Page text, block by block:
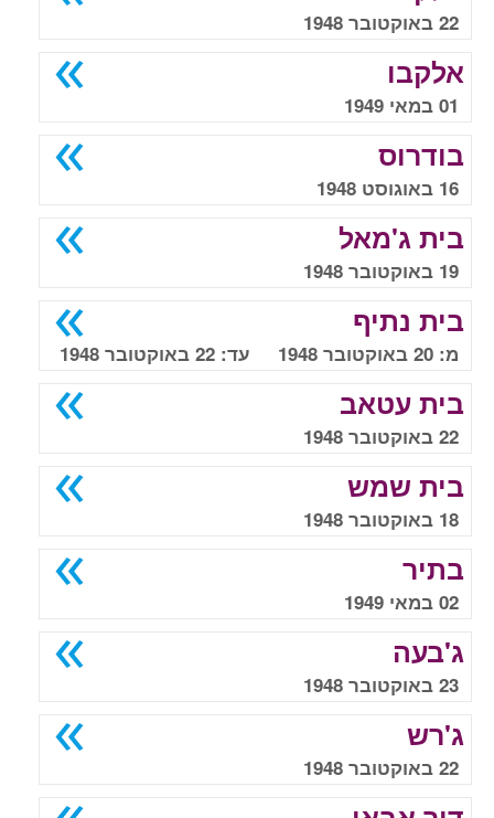
22 באוקטובר 1948
אלקבו
01 במאי 1949
בודרוס
16 באוגוסט 1948
בית ג'מאל
19 באוקטובר 1948
בית נתיף
מ: 20 באוקטובר 1948 עד: 22 באוקטובר 1948
בית עטאב
22 באוקטובר 1948
בית שמש
18 באוקטובר 1948
בתיר
02 במאי 1949
ג'בעה
23 באוקטובר 1948
ג'רש
22 באוקטובר 1948